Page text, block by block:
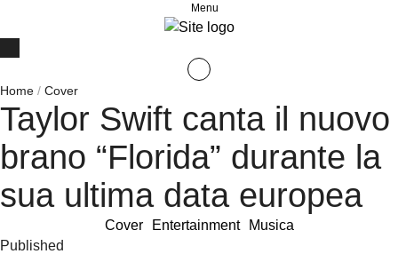
Menu
Home / Cover
Taylor Swift canta il nuovo
brano “Florida” durante la
sua ultima data europea
Cover Entertainment
Musica
Published